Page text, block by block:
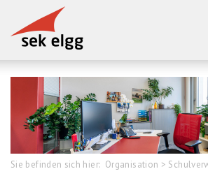
Sie befinden sich hier: Organisation >